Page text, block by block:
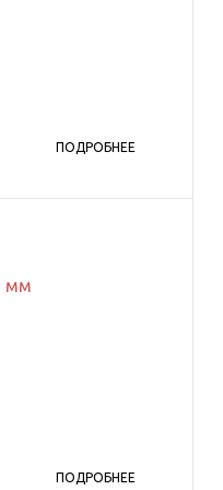
ПОДРОБНЕЕ
ПОДРОБНЕЕ